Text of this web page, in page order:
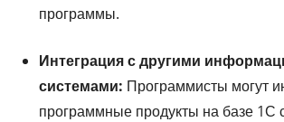
программы.
Интеграция с другими
системами: Программисты могут
программные продукты на базе 1С